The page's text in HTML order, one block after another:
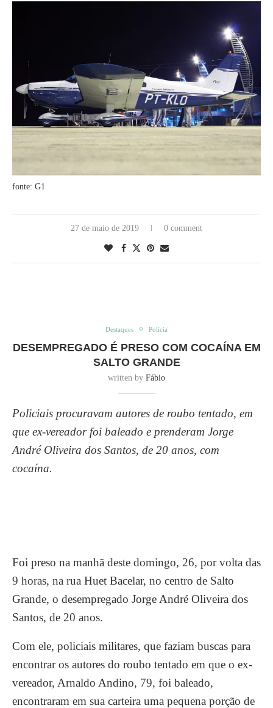
fonte: G1
27 de maio de 2019 0 comment
Destaques Polícia
DESEMPREGADO É PRESO COM COCAÍNA EM
SALTO GRANDE
written by Fábio
Policiais procuravam autores de roubo tentado, em
que ex-vereador foi baleado e prenderam Jorge
André Oliveira dos Santos, de 20 anos, com
cocaína.
Foi preso na manhã deste domingo, 26, por volta das
9 horas, na rua Huet Bacelar, no centro de Salto
Grande, o desempregado Jorge André Oliveira dos
Santos, de 20 anos.
Com ele, policiais militares, que faziam buscas para
encontrar os autores do roubo tentado em que o ex-
vereador, Arnaldo Andino, 79, foi baleado,
encontraram em sua carteira uma pequena porção de